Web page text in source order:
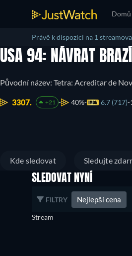
Domů
Právě k dispozici na 1
USA 94: NÁVRAT
Původní název: Tetra: Acreditar de
3307. +21 40% 6.7 (717)
Kde sledovat Sledujte
SLEDOVAT NYNÍ
FILTRY Nejlepší cena
Stream